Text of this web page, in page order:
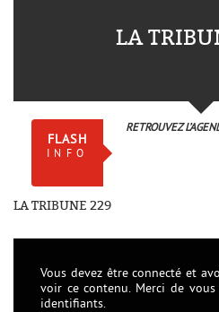
AAA
LA
FLASH
INFO
RETROUVEZ
LA TRIBUNE 229
Vous devez être connecté et
voir ce contenu. Merci de
identifiants.